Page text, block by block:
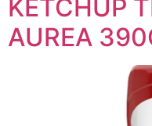
KETCHUP
AUREA